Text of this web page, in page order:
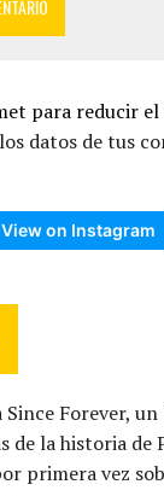
para reducir el
datos de tus
View on Instagram
Forever,
de la historia de
primera vez